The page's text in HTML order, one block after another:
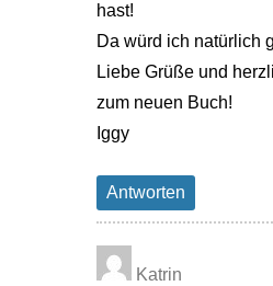
hast!
Da würd ich natürlich
Liebe Grüße und
zum neuen Buch!
Iggy
Antworten
Katrin